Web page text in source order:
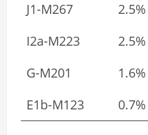
J1-M267
2.5%
I2a-M223
2.5%
G-M201
1.6%
E1b-M123
0.7%